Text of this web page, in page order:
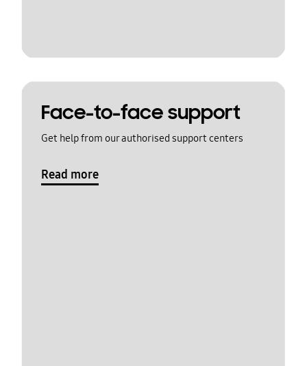
Face-to-face support
Get help from our authorised support centers
Read more